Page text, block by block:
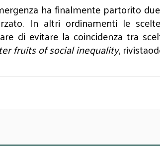
ha finalmente partorito
In altri ordinamenti le
di evitare la coincidenza tra
fruits of social inequality,